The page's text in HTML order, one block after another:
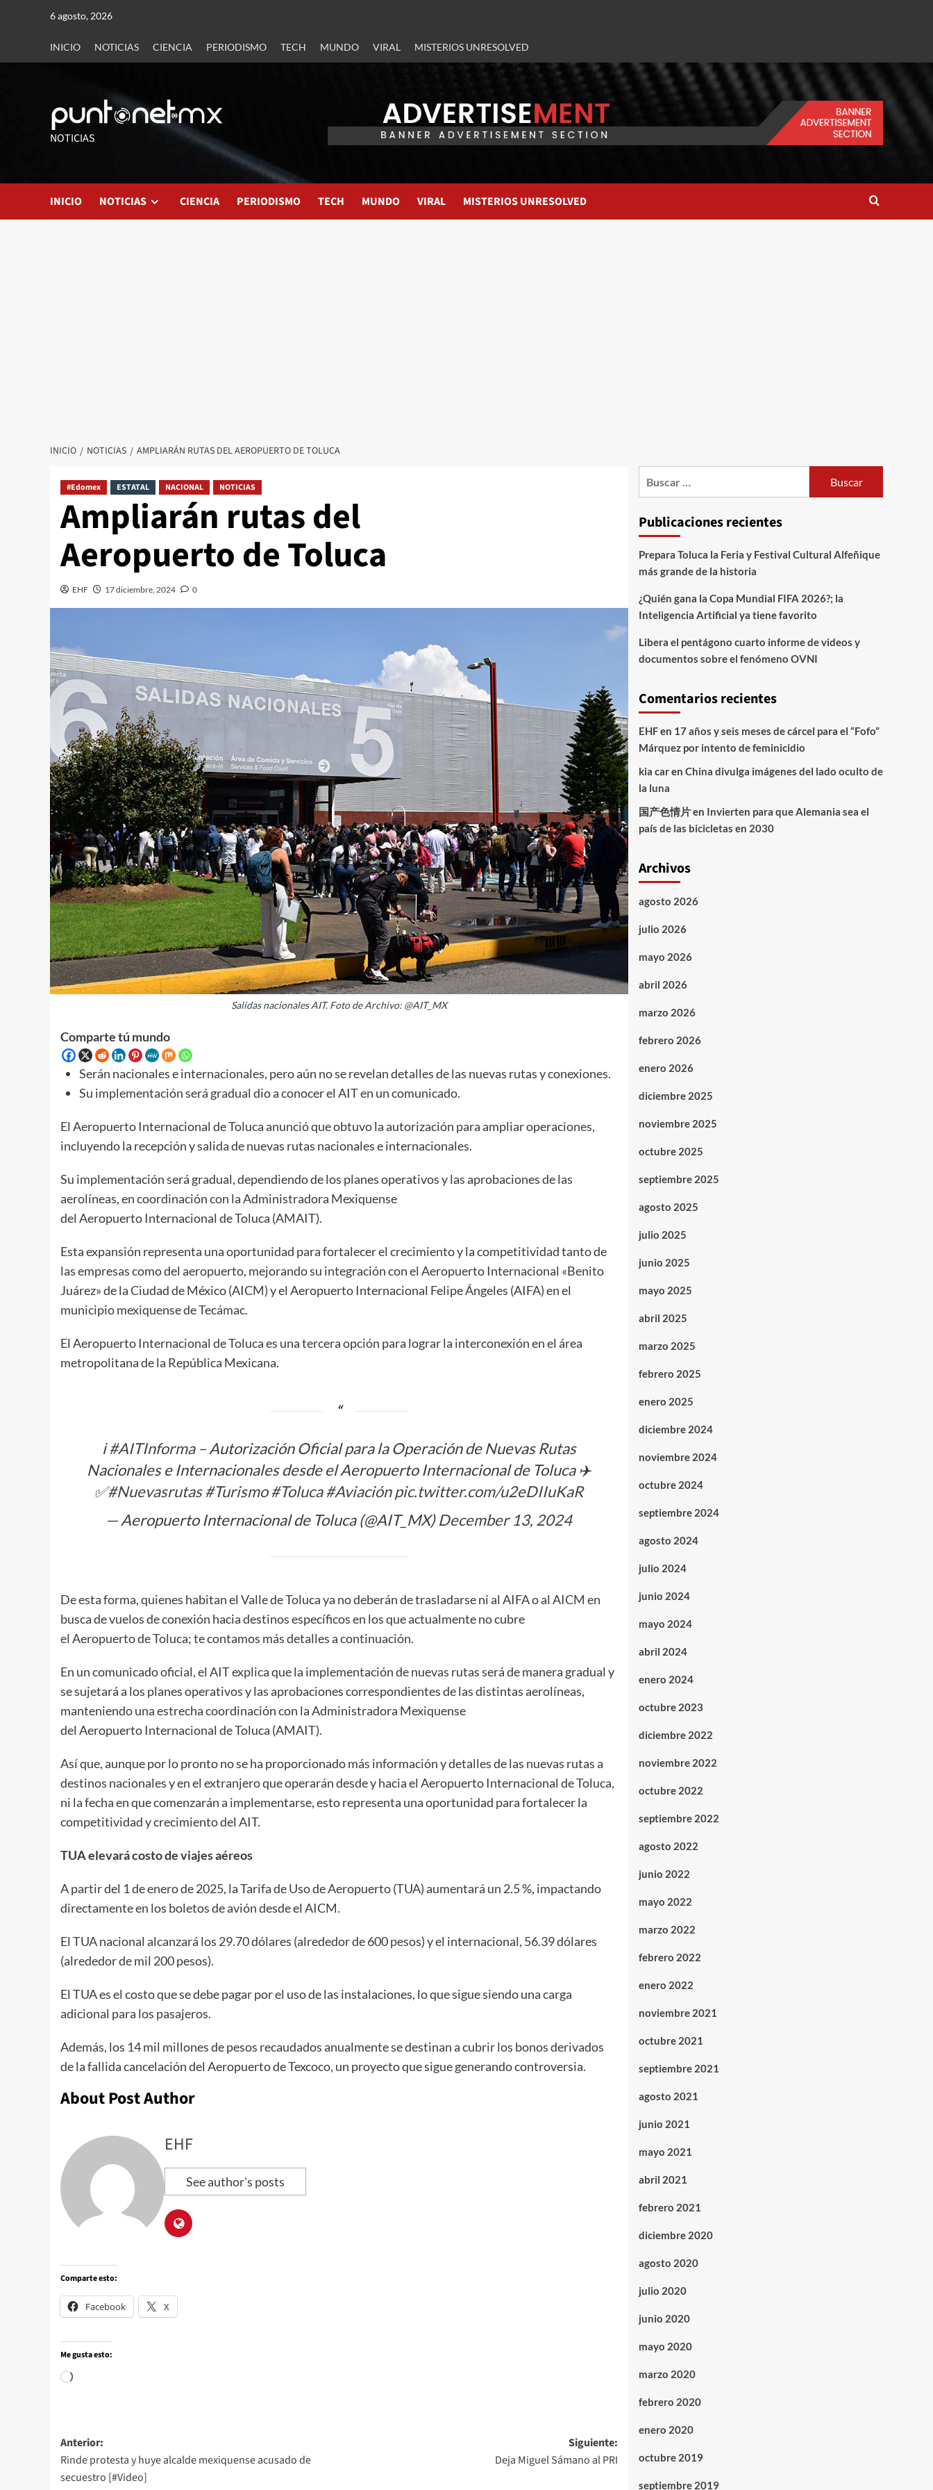
6 agosto, 2026
INICIO NOTICIAS CIENCIA PERIODISMO TECH MUNDO VIRAL MISTERIOS UNRESOLVED
NOTICIAS
INICIO NOTICIAS CIENCIA PERIODISMO TECH MUNDO VIRAL MISTERIOS UNRESOLVED
INICIO NOTICIAS AMPLIARÁN RUTAS DEL AEROPUERTO DE TOLUCA
#Edomex ESTATAL NACIONAL NOTICIAS
Ampliarán rutas del
Aeropuerto de Toluca
EHF 17 diciembre, 2024 0
Salidas nacionales AIT. Foto de Archivo: @AIT_MX
Comparte tú mundo
Serán nacionales e internacionales, pero aún no se revelan detalles de las nuevas rutas y conexiones.
Su implementación será gradual dio a conocer el AIT en un comunicado.
El Aeropuerto Internacional de Toluca anunció que obtuvo la autorización para ampliar operaciones,
incluyendo la recepción y salida de nuevas rutas nacionales e internacionales.
Su implementación será gradual, dependiendo de los planes operativos y las aprobaciones de las
aerolíneas, en coordinación con la Administradora Mexiquense
del Aeropuerto Internacional de Toluca (AMAIT).
Esta expansión representa una oportunidad para fortalecer el crecimiento y la competitividad tanto de
las empresas como del aeropuerto, mejorando su integración con el Aeropuerto Internacional «Benito
Juárez» de la Ciudad de México (AICM) y el Aeropuerto Internacional Felipe Ángeles (AIFA) en el
municipio mexiquense de Tecámac.
El Aeropuerto Internacional de Toluca es una tercera opción para lograr la interconexión en el área
metropolitana de la República Mexicana.
ℹ️#AITInforma– Autorización Oficial para la Operación de Nuevas Rutas
Nacionales e Internacionales desde el Aeropuerto Internacional de Toluca ✈️
✅#Nuevasrutas #Turismo #Toluca #Aviación pic.twitter.com/u2eDIIuKaR
— Aeropuerto Internacional de Toluca (@AIT_MX)December 13, 2024
De esta forma, quienes habitan el Valle de Toluca ya no deberán de trasladarse ni al AIFA o al AICM en
busca de vuelos de conexión hacia destinos específicos en los que actualmente no cubre
el Aeropuerto de Toluca; te contamos más detalles a continuación.
En un comunicado oficial, el AIT explica que la implementación de nuevas rutas será de manera gradual y
se sujetará a los planes operativos y las aprobaciones correspondientes de las distintas aerolíneas,
manteniendo una estrecha coordinación con la Administradora Mexiquense
del Aeropuerto Internacional de Toluca (AMAIT).
Así que, aunque por lo pronto no se ha proporcionado más información y detalles de las nuevas rutas a
destinos nacionales y en el extranjero que operarán desde y hacia el Aeropuerto Internacional de Toluca,
ni la fecha en que comenzarán a implementarse, esto representa una oportunidad para fortalecer la
competitividad y crecimiento del AIT.
TUA elevará costo de viajes aéreos
A partir del 1 de enero de 2025, la Tarifa de Uso de Aeropuerto (TUA) aumentará un 2.5 %, impactando
directamente en los boletos de avión desde el AICM.
El TUA nacional alcanzará los 29.70 dólares (alrededor de 600 pesos) y el internacional, 56.39 dólares
(alrededor de mil 200 pesos).
El TUA es el costo que se debe pagar por el uso de las instalaciones, lo que sigue siendo una carga
adicional para los pasajeros.
Además, los 14 mil millones de pesos recaudados anualmente se destinan a cubrir los bonos derivados
de la fallida cancelación del Aeropuerto de Texcoco, un proyecto que sigue generando controversia.
About Post Author
EHF
See author's posts
Comparte esto:
Facebook X
Me gusta esto:
Anterior:
Rinde protesta y huye alcalde mexiquense acusado de
secuestro [#Video]
Siguiente:
Deja Miguel Sámano al PRI
Publicaciones recientes
Prepara Toluca la Feria y Festival Cultural Alfeñique
más grande de la historia
¿Quién gana la Copa Mundial FIFA 2026?; la
Inteligencia Artificial ya tiene favorito
Libera el pentágono cuarto informe de videos y
documentos sobre el fenómeno OVNI
Comentarios recientes
EHFen 17 años y seis meses de cárcel para el “Fofo”
Márquez por intento de feminicidio
kia caren China divulga imágenes del lado oculto de
la luna
国产色情片en Invierten para que Alemania sea el
país de las bicicletas en 2030
Archivos
agosto 2026
julio 2026
mayo 2026
abril 2026
marzo 2026
febrero 2026
enero 2026
diciembre 2025
noviembre 2025
octubre 2025
septiembre 2025
agosto 2025
julio 2025
junio 2025
mayo 2025
abril 2025
marzo 2025
febrero 2025
enero 2025
diciembre 2024
noviembre 2024
octubre 2024
septiembre 2024
agosto 2024
julio 2024
junio 2024
mayo 2024
abril 2024
enero 2024
octubre 2023
diciembre 2022
noviembre 2022
octubre 2022
septiembre 2022
agosto 2022
junio 2022
mayo 2022
marzo 2022
febrero 2022
enero 2022
noviembre 2021
octubre 2021
septiembre 2021
agosto 2021
junio 2021
mayo 2021
abril 2021
febrero 2021
diciembre 2020
agosto 2020
julio 2020
junio 2020
mayo 2020
marzo 2020
febrero 2020
enero 2020
octubre 2019
septiembre 2019